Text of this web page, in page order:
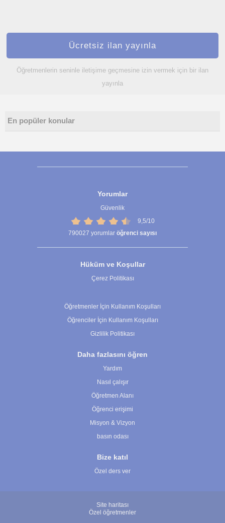
Ücretsiz ilan yayınla
Öğretmenlerin seninle iletişime geçmesine izin vermek için bir ilan
yayınla
En popüler konular
Yorumlar
Güvenlik
9,5/10
790027 yorumlar öğrenci sayısı
Hüküm ve Koşullar
Çerez Politikası
Öğretmenler İçin Kullanım Koşulları
Öğrenciler İçin Kullanım Koşulları
Gizlilik Politikası
Daha fazlasını öğren
Yardım
Nasıl çalışır
Öğretmen Alanı
Öğrenci erişimi
Misyon & Vizyon
basın odası
Bize katıl
Özel ders ver
Site haritası
Özel öğretmenler